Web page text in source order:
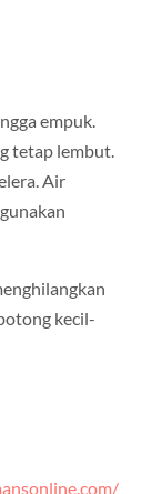
empuk.
tetap lembut.
Air
kecil-